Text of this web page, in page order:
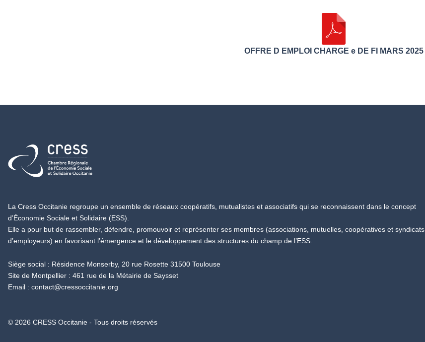
OFFRE D EMPLOI CHARGE e DE FI MARS 2025
Retour à l'accueil
La Cress Occitanie regroupe un ensemble de réseaux coopératifs, mutualistes et associatifs qui se reconnaissent dans le concept
d’Économie Sociale et Solidaire (ESS).
Elle a pour but de rassembler, défendre, promouvoir et représenter ses membres (associations, mutuelles, coopératives et syndicats
d’employeurs) en favorisant l’émergence et le développement des structures du champ de l’ESS.
Siège social : Résidence Monserby, 20 rue Rosette 31500 Toulouse
Site de Montpellier : 461 rue de la Métairie de Saysset
Email : contact@cressoccitanie.org
© 2026 CRESS Occitanie - Tous droits réservés